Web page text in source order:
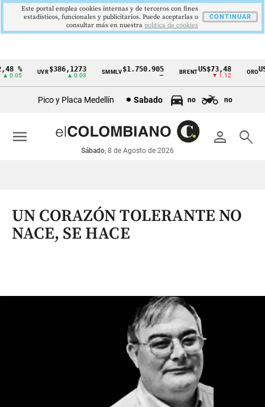
Cintillo
económicos
Colombia
% UVR$386,1273
▲ 0.03
SMMLV$1.750.905 BRENTUS$73,48
▼ 1.12
ORO
Pico y Placa Medellín Sabado no no
person search
Sábado, 8 de Agosto de 2026
menu
UN CORAZÓN TOLERANTE NO
NACE, SE HACE
Este portal emplea cookies internas y de terceros con fines
estadísticos, funcionales y publicitarios. Puede aceptarlas o
consultar más en nuestra politica de cookies
CONTINUAR